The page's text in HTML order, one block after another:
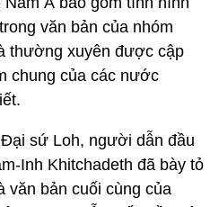
văn bản của nhóm
thường xuyên được cập
chung của các nước
sứ Loh, người dẫn đầu
Inh Khitchadeth đã bày tỏ
văn bản cuối cùng của